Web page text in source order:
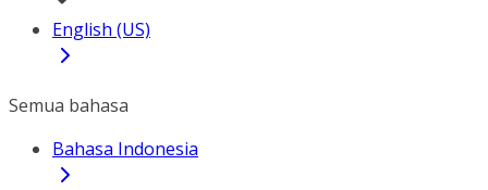
English (US)
Semua bahasa
Bahasa Indonesia